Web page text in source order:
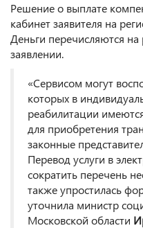
Решение о выплате
кабинет заявителя на
Деньги перечисляются
заявлении.
«Сервисом могут
которых в
реабилитации
для приобретения
законные
Перевод услуги в
сократить перечень
также упростилась
уточнила министр
Московской области